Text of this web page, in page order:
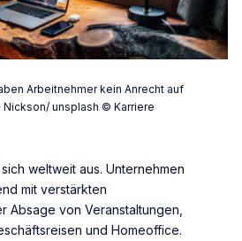
Arbeitnehmer kein Anrecht auf
unsplash © Karriere
weltweit aus. Unternehmen
mit verstärkten
Absage von Veranstaltungen,
und Homeoffice.